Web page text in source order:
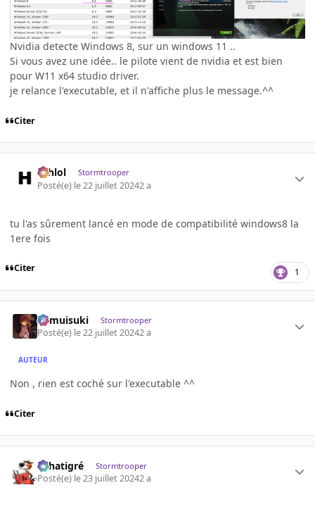
Nvidia detecte Windows 8, sur un windows 11 ..
Si vous avez une idée.. le pilote vient de nvidia et est bien
pour W11 x64 studio driver.
je relance l'executable, et il n'affiche plus le message.^^
Citer
ashlol Stormtrooper
Posté(e) le 22 juillet 20242 a
tu l'as sûrement lancé en mode de compatibilité windows8 la
1ere fois
Citer 1
kamuisuki Stormtrooper
Posté(e) le 22 juillet 20242 a
AUTEUR
Non , rien est coché sur l'executable ^^
Citer
r.chatigré Stormtrooper
Posté(e) le 23 juillet 20242 a